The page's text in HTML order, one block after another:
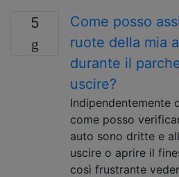
5
Come posso
ruote della mia
durante il
uscire?
Indipendentemente
come posso
auto sono dritte e
uscire o aprire il
così frustrante